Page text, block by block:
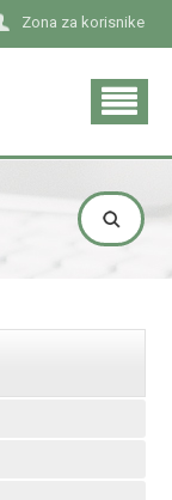
Zona za korisnike